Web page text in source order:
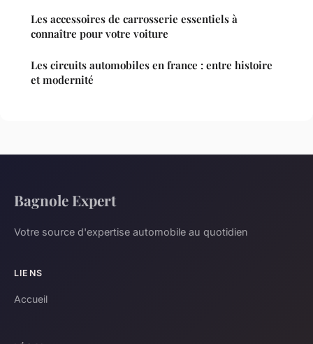
Les accessoires de carrosserie essentiels à
connaître pour votre voiture
Les circuits automobiles en france : entre histoire
et modernité
Bagnole Expert
Votre source d'expertise automobile au quotidien
LIENS
Accueil